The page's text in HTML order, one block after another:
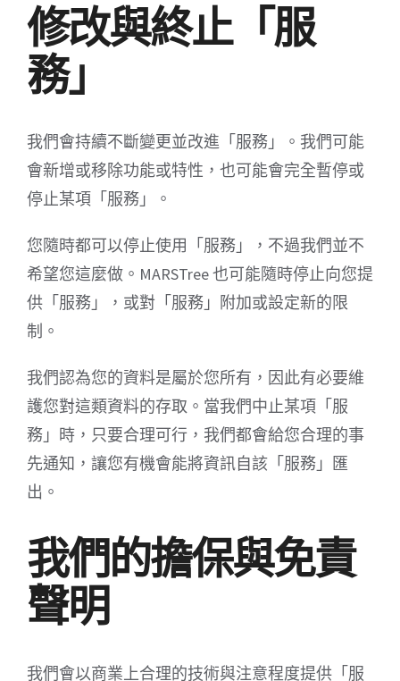
修改與終止「服
務」
我們會持續不斷變更並改進「服務」。我們可能
會新增或移除功能或特性，也可能會完全暫停或
停止某項「服務」。
您隨時都可以停止使用「服務」，不過我們並不
希望您這麼做。MARSTree 也可能隨時停止向您提
供「服務」，或對「服務」附加或設定新的限
制。
我們認為您的資料是屬於您所有，因此有必要維
護您對這類資料的存取。當我們中止某項「服
務」時，只要合理可行，我們都會給您合理的事
先通知，讓您有機會能將資訊自該「服務」匯
出。
我們的擔保與免責
聲明
我們會以商業上合理的技術與注意程度提供「服